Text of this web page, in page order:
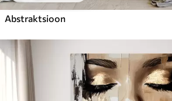
Abstraktsioon